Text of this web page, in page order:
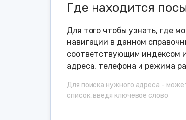
Где находится
Для того чтобы узнать, где
навигации в данном
соответствующим индексом
адреса, телефона и режима
Для поиска нужного адреса -
список, введя ключевое слово